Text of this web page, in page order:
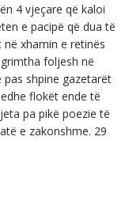
4 vjeçare që kaloi
e pacipë që dua të
xhamin e retinës
foljesh në
shpine gazetarët
flokët ende të
pa pikë poezie të
e zakonshme. 29